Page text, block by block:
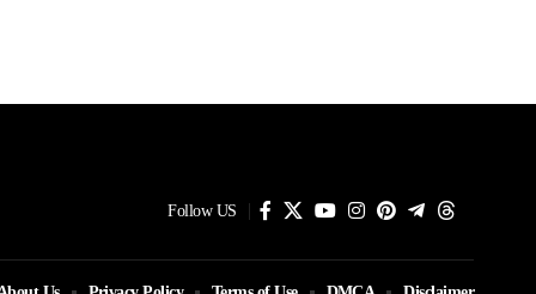
Follow US